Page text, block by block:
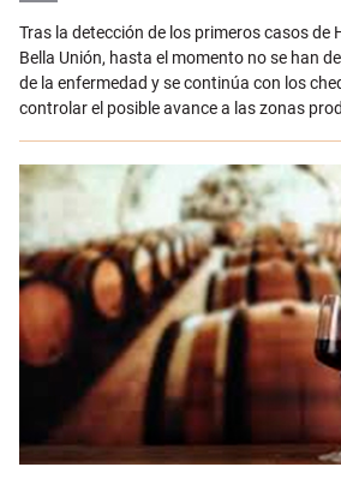
Email
Tras la detección de los primeros casos de
Bella Unión, hasta el momento no se han
de la enfermedad y se continúa con los
controlar el posible avance a las zonas